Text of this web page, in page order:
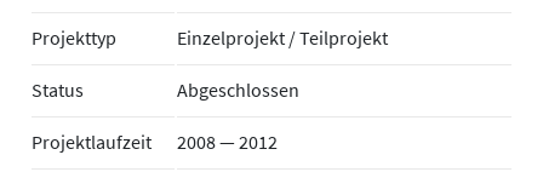
Projekttyp Einzelprojekt / Teilprojekt
Status Abgeschlossen
Projektlaufzeit 2008 — 2012